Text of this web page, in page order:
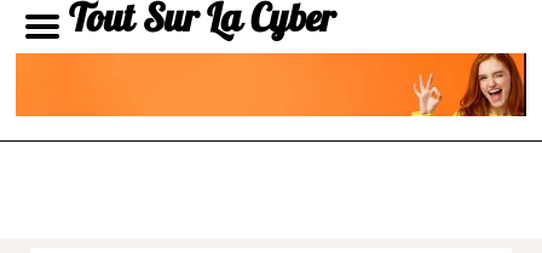
Tout Sur La Cyber